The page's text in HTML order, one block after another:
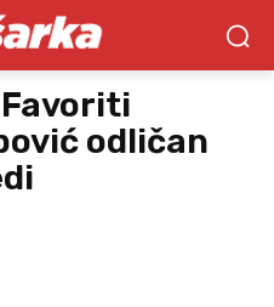
Favoriti
odličan